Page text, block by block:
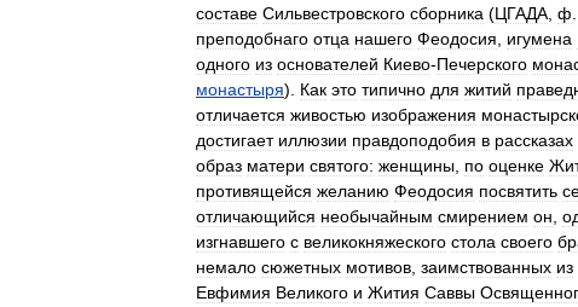
составе Сильвестровского сборника (ЦГАДА ф
преподобнаго отца нашего Феодосия игумена
одного из основателей Киево-Печерского
монастыря). Как это типично для житий
отличается живостью изображения
достигает иллюзии правдоподобия в рассказах
образ матери святого: женщины по оценке
противящейся желанию Феодосия посвятить
отличающийся необычайным смирением он
изгнавшего с великокняжеского стола своего
немало сюжетных мотивов заимствованных из
Евфимия Великого и Жития Саввы